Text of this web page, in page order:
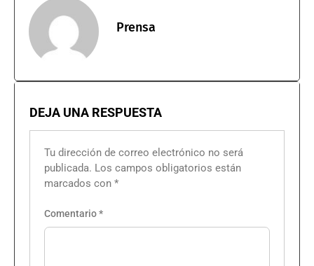
Prensa
DEJA UNA RESPUESTA
Tu dirección de correo electrónico no será
publicada. Los campos obligatorios están
marcados con *
Comentario*